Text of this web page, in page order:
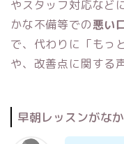
やスタッフ対応など
かな不備等での悪い
で、代わりに「もっ
や、改善点に関する
早朝レッスンがな